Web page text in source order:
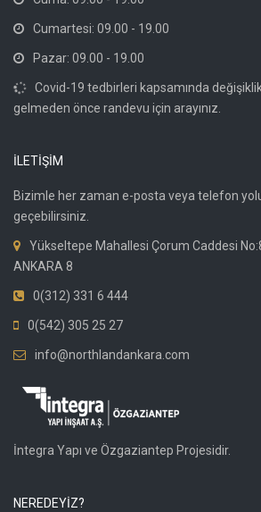
Cumartesi: 09.00 - 19.00
Pazar: 09.00 - 19.00
Covid-19 tedbirleri kapsamında
gelmeden önce randevu için arayınız.
İLETİŞİM
Bizimle her zaman e-posta veya telefon
geçebilirsiniz.
Yükseltepe Mahallesi Çorum Caddesi
ANKARA 8
0(312) 331 6 444
0(542) 305 25 27
info@northlandankara.com
İntegra Yapı ve Özgaziantep Projesidir.
NEREDEYİZ?